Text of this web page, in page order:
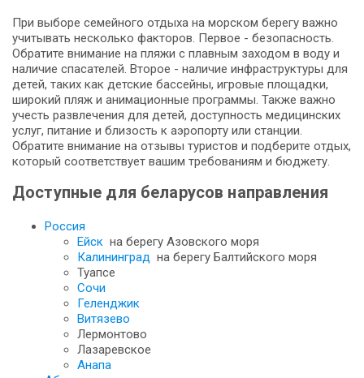
При выборе семейного отдыха на морском берегу важно
учитывать несколько факторов. Первое - безопасность.
Обратите внимание на пляжи с плавным заходом в воду и
наличие спасателей. Второе - наличие инфраструктуры для
детей, таких как детские бассейны, игровые площадки,
широкий пляж и анимационные программы. Также важно
учесть развлечения для детей, доступность медицинских
услуг, питание и близость к аэропорту или станции.
Обратите внимание на отзывы туристов и подберите отдых,
который соответствует вашим требованиям и бюджету.
Доступные для беларусов направления
Россия
Ейск на берегу Азовского моря
Калининград на берегу Балтийского моря
Туапсе
Сочи
Геленджик
Витязево
Лермонтово
Лазаревское
Анапа